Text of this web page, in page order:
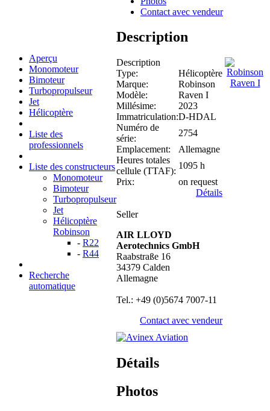
Aperçu
Monomoteur
Bimoteur
Turbopropulseur
Jet
Hélicoptère
Liste des
professionnels
Liste des constructeurs
Monomoteur
Bimoteur
Turbopropulseur
Jet
Hélicoptère
Robinson
- R22
- R44
Recherche
automatique
Contact avec vendeur
Description
Description
Type:
Hélicoptère
Marque:
Robinson
Modèle:
Raven I
Millésime:
2023
Immatriculation:D-HDAL
Numéro de
série:
2754
Emplacement:
Allemagne
Heures totales
cellule (TTAF):
1095 h
Prix:
on request
Détails
Seller
AIR LLOYD
Aerotechnics GmbH
Raabstraße 16
34379 Calden
Allemagne
Tel.: +49 (0)5674 7007-11
Contact avec vendeur
Détails
Photos